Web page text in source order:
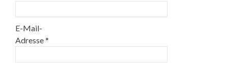
E-Mail-
Adresse*